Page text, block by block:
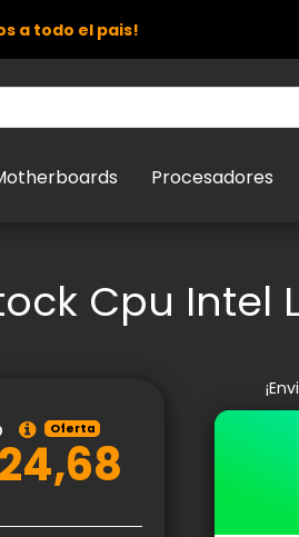
a todo el pais!
Procesadores
Cpu Intel
Oferta